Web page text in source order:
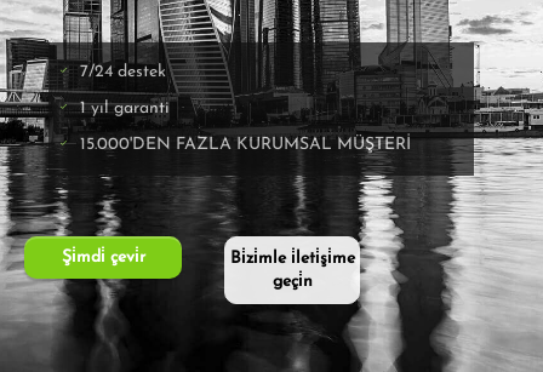
7/24 destek
1 yıl garanti
15.000'DEN FAZLA KURUMSAL MÜŞTERİ
Şi̇mdi̇ çevi̇r
Bi̇zi̇mle i̇leti̇şi̇me
geçi̇n